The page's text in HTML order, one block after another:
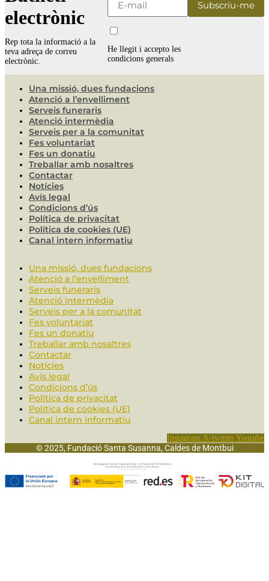
electrònic
Rep tota la informació a la
teva adreça de correu
electrònic.
He llegit i accepto les
condicions generals
Una missió, dues fundacions
Atenció a l’envelliment
Serveis funeraris
Atenció intermèdia
Serveis per a la comunitat
Fes voluntariat
Fes un donatiu
Treballar amb nosaltres
Contactar
Notícies
Avís legal
Condicions d’ús
Política de privacitat
Política de cookies (UE)
Canal intern informatiu
Una missió, dues fundacions
Atenció a l’envelliment
Serveis funeraris
Atenció intermèdia
Serveis per a la comunitat
Fes voluntariat
Fes un donatiu
Treballar amb nosaltres
Contactar
Notícies
Avís legal
Condicions d’ús
Política de privacitat
Política de cookies (UE)
Canal intern informatiu
Instagram X-twitter Youtube
© 2025, Fundació Santa Susanna, Caldes de Montbui